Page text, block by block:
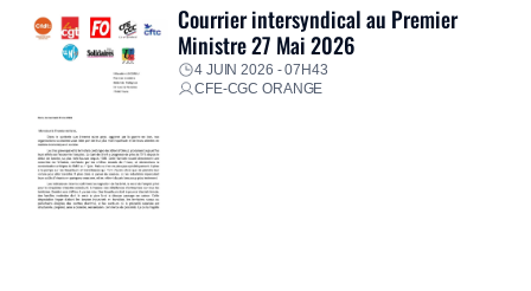
Courrier intersyndical au Premier
Ministre 27 Mai 2026
4 JUIN 2026 - 07H43
CFE-CGC ORANGE